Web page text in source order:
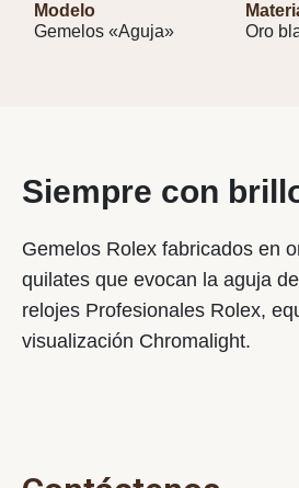
Modelo
Gemelos «Aguja»
Oro
Siempre con
Gemelos Rolex fabricados en
quilates que evocan la aguja
relojes Profesionales Rolex,
visualización Chromalight.